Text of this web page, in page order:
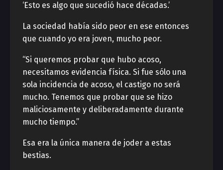
‘Esto es algo que sucedió hace décadas.’
La sociedad había sido peor en ese entonces
que cuando yo era joven, mucho peor.
“Si queremos probar que hubo acoso,
necesitamos evidencia física. Si fue sólo una
sola incidencia de acoso, el castigo no será
mucho. Tenemos que probar que se hizo
maliciosamente y deliberadamente durante
mucho tiempo.”
Esa era la única manera de joder a estas
bestias.